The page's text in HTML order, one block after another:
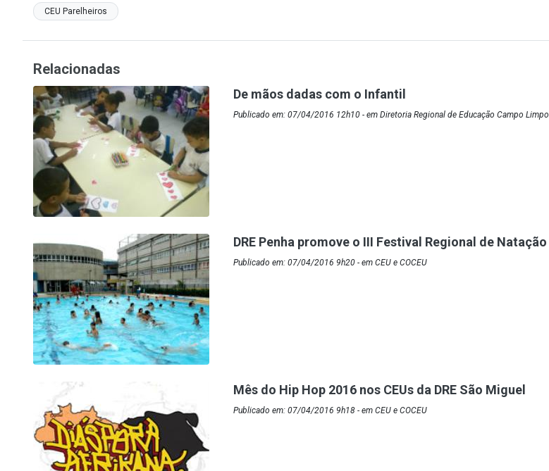
CEU Parelheiros
Relacionadas
De mãos dadas com o Infantil
Publicado em: 07/04/2016 12h10 - em Diretoria Regional de Educação Campo Limpo
DRE Penha promove o III Festival Regional de Natação
Publicado em: 07/04/2016 9h20 - em CEU e COCEU
Mês do Hip Hop 2016 nos CEUs da DRE São Miguel
Publicado em: 07/04/2016 9h18 - em CEU e COCEU